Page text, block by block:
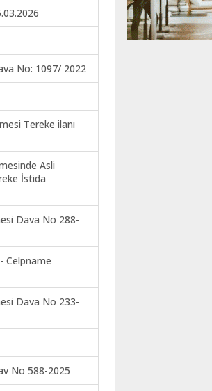
No: 1097/ 2022
Tereke ilanı
Asli
İstida
Dava No 288-
Celpname
Dava No 233-
No 588-2025